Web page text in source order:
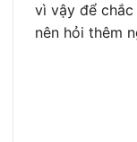
vì vậy để
nên hỏi thêm